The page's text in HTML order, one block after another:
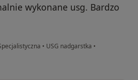
wykonane usg. Bardzo
• USG nadgarstka •